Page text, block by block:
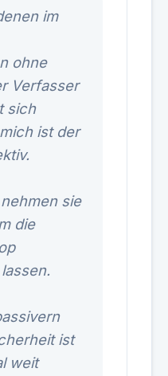
im
ohne
Verfasser
sich
ist der
sie
die
ist
weit